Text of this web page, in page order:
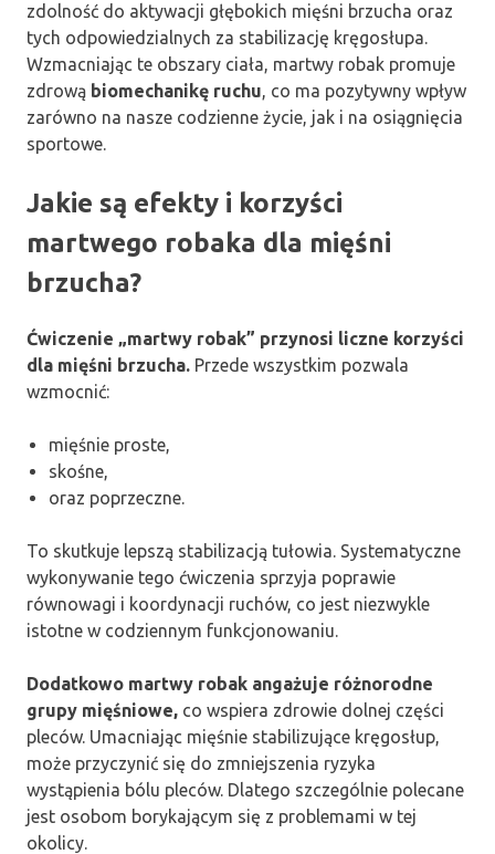
zdolność do aktywacji głębokich mięśni brzucha oraz
tych odpowiedzialnych za stabilizację kręgosłupa.
Wzmacniając te obszary ciała, martwy robak promuje
zdrową biomechanikę ruchu, co ma pozytywny wpływ
zarówno na nasze codzienne życie, jak i na osiągnięcia
sportowe.
Jakie są efekty i korzyści
martwego robaka dla mięśni
brzucha?
Ćwiczenie „martwy robak” przynosi liczne korzyści
dla mięśni brzucha. Przede wszystkim pozwala
wzmocnić:
mięśnie proste,
skośne,
oraz poprzeczne.
To skutkuje lepszą stabilizacją tułowia. Systematyczne
wykonywanie tego ćwiczenia sprzyja poprawie
równowagi i koordynacji ruchów, co jest niezwykle
istotne w codziennym funkcjonowaniu.
Dodatkowo martwy robak angażuje różnorodne
grupy mięśniowe, co wspiera zdrowie dolnej części
pleców. Umacniając mięśnie stabilizujące kręgosłup,
może przyczynić się do zmniejszenia ryzyka
wystąpienia bólu pleców. Dlatego szczególnie polecane
jest osobom borykającym się z problemami w tej
okolicy.